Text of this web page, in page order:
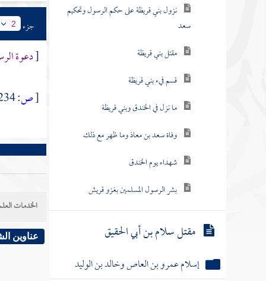
نزول بني قريظة على حكم الرسول وتحكيم
سعد
مقتل بني قريظة
قسم فيء بني قريظة
ما نزل في الخندق وبني قريظة
وفاة سعد بن معاذ وما ظهر مع ذلك
شهداء يوم الخندق
بشر الرسول المسلمين بغزو قريش
مقتل سلام بن أبي الحقيق
إسلام عمرو بن العاص وخالد بن الوليد
جزء 2
[دعوة
[ص:
الخدمات
عناوين